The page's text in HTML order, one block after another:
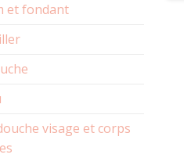
et fondant
visage et corps